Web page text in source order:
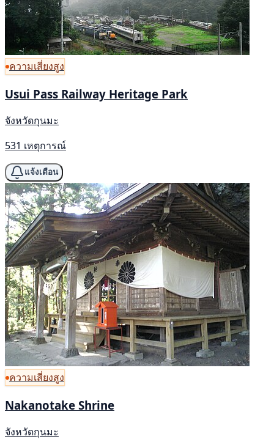
ความเสี่ยงสูง
Usui Pass Railway Heritage Park
จังหวัดกุนมะ
531 เหตุการณ์
แจ้งเตือน
ความเสี่ยงสูง
Nakanotake Shrine
จังหวัดกุนมะ